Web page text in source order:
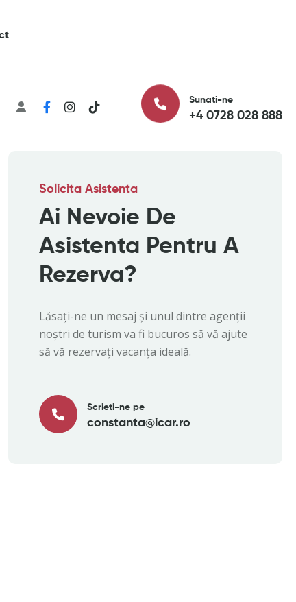
Sunati-ne
+4 0728 028 888
Solicita Asistenta
Ai Nevoie De
Asistenta Pentru A
Rezerva?
Lăsați-ne un mesaj și unul dintre agenții
noștri de turism va fi bucuros să vă ajute
să vă rezervați vacanța ideală.
Scrieti-ne pe
constanta@icar.ro